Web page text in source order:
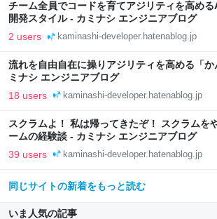
チーム全員でコードを育てアジリティを高め
開発スタイル - カミナシ エンジニアブログ
2 users kaminashi-developer.hatenablog.jp
流れを自由自在に操りアジリティを高める「
ミナシ エンジニアブログ
18 users kaminashi-developer.hatenablog.jp
スクラムよ！ 私は帰ってきたぞ！ スクラムを
ームの経験談 - カミナシ エンジニアブログ
39 users kaminashi-developer.hatenablog.jp
同じサイトの新着をもっと読む
いま人気の記事